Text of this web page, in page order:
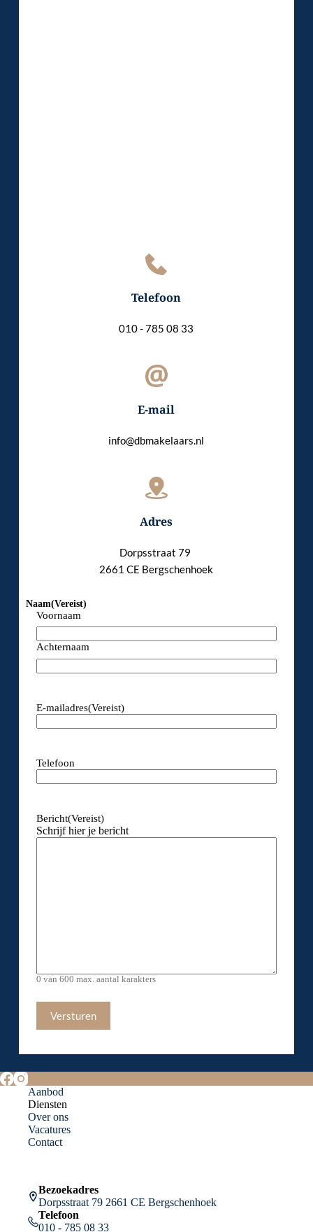
Telefoon
010 - 785 08 33
E-mail
info@dbmakelaars.nl
Adres
Dorpsstraat 79
2661 CE Bergschenhoek
Naam(Vereist)
Voornaam
Achternaam
E-mailadres(Vereist)
Telefoon
Bericht(Vereist)
Schrijf hier je bericht
0 van 600 max. aantal karakters
Aanbod
Diensten
Over ons
Vacatures
Contact
Bezoekadres
Dorpsstraat 79 2661 CE Bergschenhoek
Telefoon
010 - 785 08 33